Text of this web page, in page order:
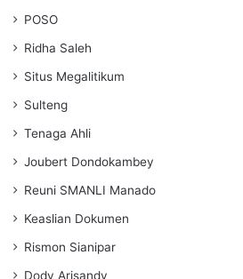
POSO
Ridha Saleh
Situs Megalitikum
Sulteng
Tenaga Ahli
Joubert Dondokambey
Reuni SMANLI Manado
Keaslian Dokumen
Rismon Sianipar
Dody Arisandy